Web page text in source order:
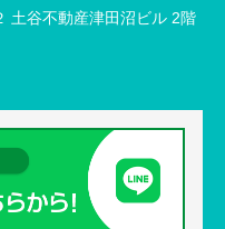
土谷不動産津田沼ビル 2階